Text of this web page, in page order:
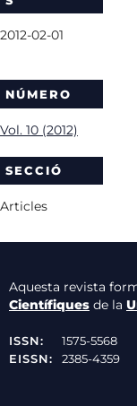
2012-02-01
NÚMERO
Vol. 10 (2012)
SECCIÓ
Articles
Aquesta revista
Científiquesde la
ISSN:
1575-5568
EISSN:
2385-4359